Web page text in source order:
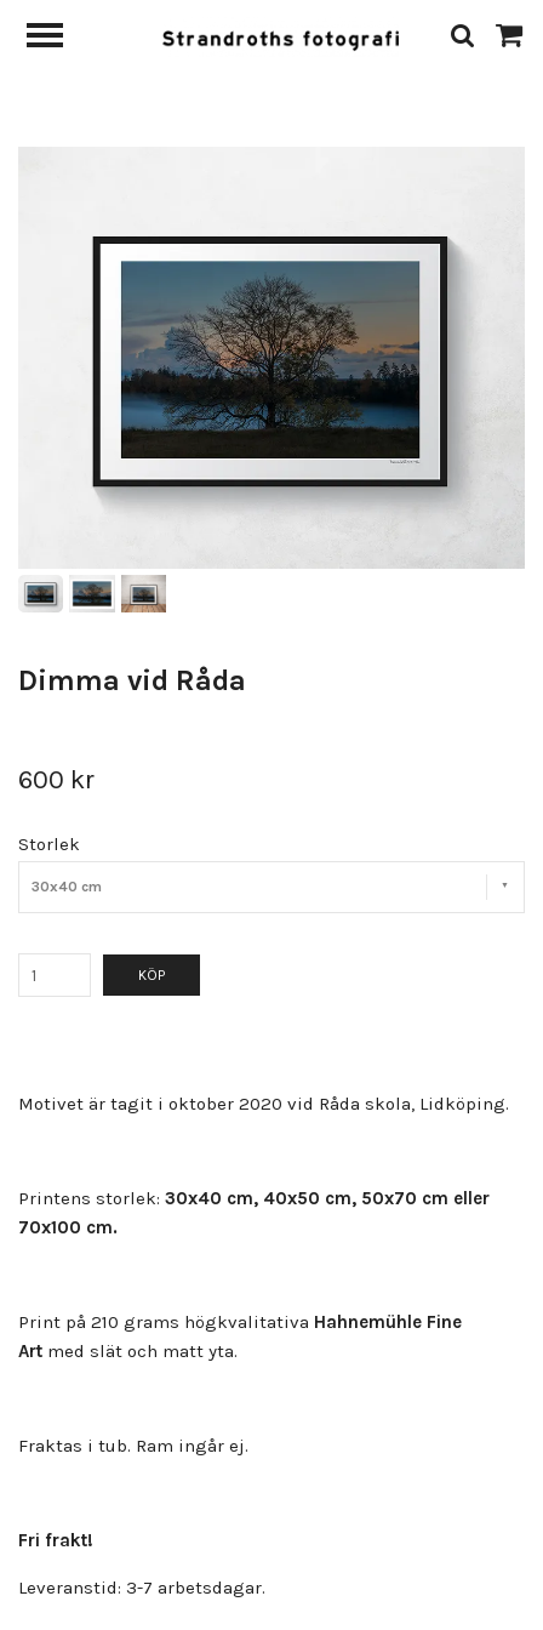
Dimma vid Råda
600 kr
Storlek
30x40 cm
KÖP
Motivet är tagit i oktober 2020 vid Råda skola, Lidköping.
Printens storlek: 30x40 cm, 40x50 cm, 50x70 cm eller
70x100 cm.
Print på 210 grams högkvalitativa Hahnemühle Fine
Art med slät och matt yta.
Fraktas i tub. Ram ingår ej.
Fri frakt!
Leveranstid: 3-7 arbetsdagar.